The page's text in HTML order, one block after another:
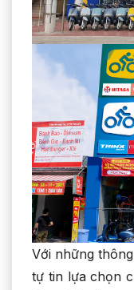
Với những
tự tin lựa chọn